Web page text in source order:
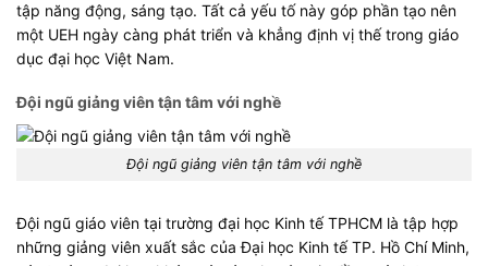
tập năng động, sáng tạo. Tất cả yếu tố này góp phần tạo nên
một UEH ngày càng phát triển và khẳng định vị thế trong giáo
dục đại học Việt Nam.
Đội ngũ giảng viên tận tâm với nghề
Đội ngũ giảng viên tận tâm với nghề
Đội ngũ giáo viên tại trường đại học Kinh tế TPHCM là tập hợp
những giảng viên xuất sắc của Đại học Kinh tế TP. Hồ Chí Minh,